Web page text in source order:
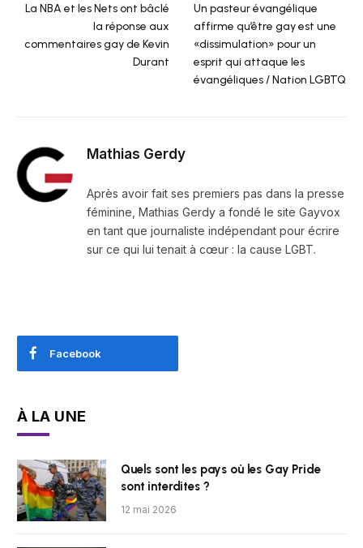
La NBA et les Nets ont bâclé
la réponse aux
commentaires gay de Kevin
Durant
Un pasteur évangélique
affirme qu’être gay est une
«dissimulation» pour un
esprit qui attaque les
évangéliques / Nation LGBTQ
Mathias Gerdy
Après avoir fait ses premiers pas dans la presse
féminine, Mathias Gerdy a fondé le site Gayvox
en tant que journaliste indépendant pour écrire
sur ce qui lui tenait à cœur : la cause LGBT.
Facebook
À LA UNE
Quels sont les pays où les Gay Pride
sont interdites ?
12 mai 2026